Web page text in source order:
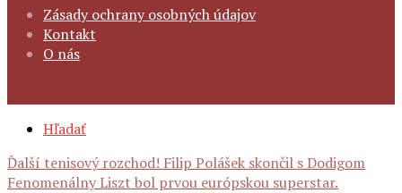
FOOTER
NAVIGATION
Zásady ochrany osobných údajov
Kontakt
O nás
SECONDARY
Hľadať
Ďalší tenisový rozchod! Filip Polášek skončil s Dodigom
Fenomenálny Liszt bol prvou európskou superstar.